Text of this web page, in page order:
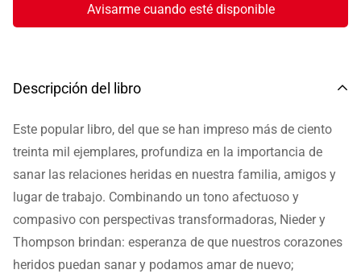
Avisarme cuando esté disponible
Descripción del libro
Este popular libro, del que se han impreso más de ciento
treinta mil ejemplares, profundiza en la importancia de
sanar las relaciones heridas en nuestra familia, amigos y
lugar de trabajo. Combinando un tono afectuoso y
compasivo con perspectivas transformadoras, Nieder y
Thompson brindan: esperanza de que nuestros corazones
heridos puedan sanar y podamos amar de nuevo;